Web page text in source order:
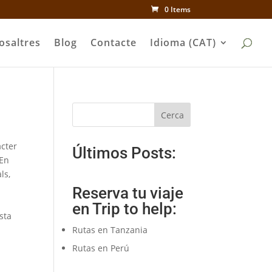
0 Items
Blog Contacte Idioma (CAT)
En
Cerca
Últimos Posts:
Reserva tu viaje
en Trip to help:
Rutas en Tanzania
Rutas en Perú